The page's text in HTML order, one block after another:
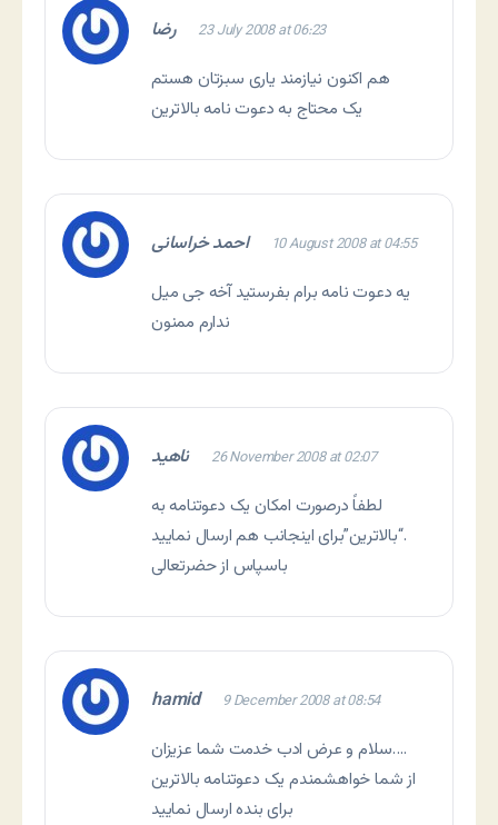
رضا 23 July 2008 at 06:23
هم اکنون نیازمند یاری سبزتان هستم
یک محتاج به دعوت نامه بالاترین
احمد خراسانی 10 August 2008 at 04:55
یه دعوت نامه برام بفرستید آخه جی میل
ندارم ممنون
ناهید 26 November 2008 at 02:07
لطفاً درصورت امکان یک دعوتنامه به
“بالاترین”برای اینجانب هم ارسال نمایید.
باسپاس از حضرتعالی
hamid 9 December 2008 at 08:54
سلام و عرض ادب خدمت شما عزیزان….
از شما خواهشمندم یک دعوتنامه بالاترین
برای بنده ارسال نمایید